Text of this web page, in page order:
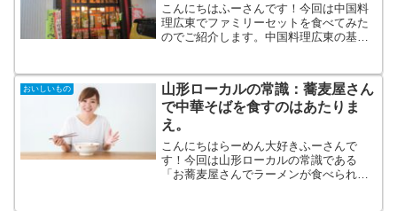
こんにちはふーさんです！今回は中国料
理広東でファミリーセットを食べてみた
のでご紹介します。中国料理広東の基本
す。 中国料理広東TEL 023-624-0395
住所 山形市...
おいしいもの
山形ローカルの常識：蕎麦屋さん
で中華そばを食すのはあたりま
え。
こんにちはらーめん大好きふーさんで
す！今回は山形ローカルの常識である
「お蕎麦屋さんでラーメンが食べられ